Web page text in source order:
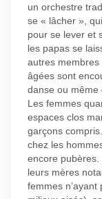
un orchestre
se « lâcher »,
pour se lever et
les papas se
autres
âgées sont
danse ou même
Les femmes
espaces clos
garçons
chez les
encore
leurs mères
femmes